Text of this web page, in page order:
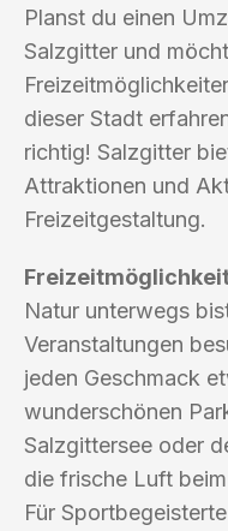
Planst du einen
Salzgitter und
dieser Stadt
richtig! Salzgitter
Attraktionen und
Freizeitgestaltung.
Natur unterwegs
Veranstaltungen
jeden Geschmack
wunderschönen
Salzgittersee oder
die frische Luft
Für